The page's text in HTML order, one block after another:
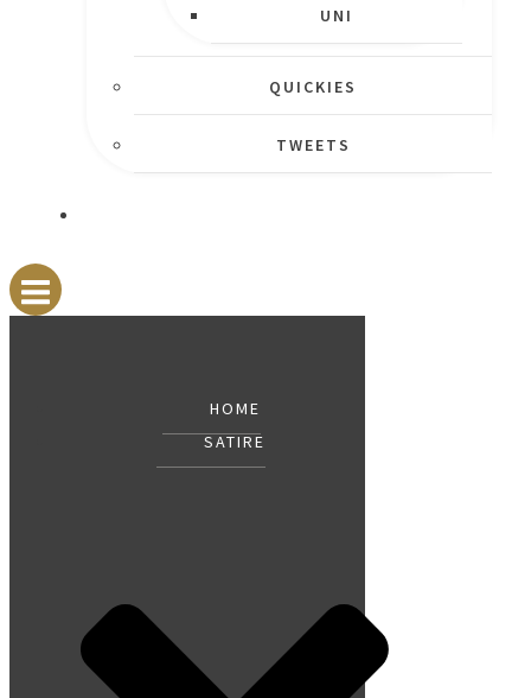
UNI
QUICKIES
TWEETS
HOME
SATIRE